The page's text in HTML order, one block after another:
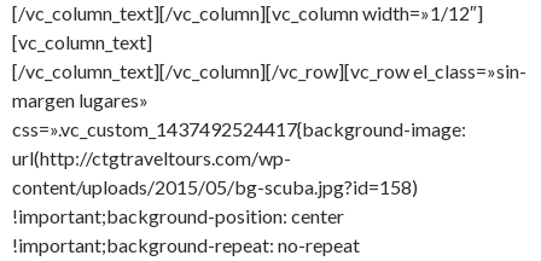
[/vc_column_text][/vc_column][vc_column width=»1/12″]
[vc_column_text]
[/vc_column_text][/vc_column][/vc_row][vc_row el_class=»sin-
margen lugares»
css=».vc_custom_1437492524417{background-image:
url(http://ctgtraveltours.com/wp-
content/uploads/2015/05/bg-scuba.jpg?id=158)
!important;background-position: center
!important;background-repeat: no-repeat